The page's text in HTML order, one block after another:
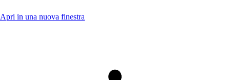
Apri in una nuova finestra